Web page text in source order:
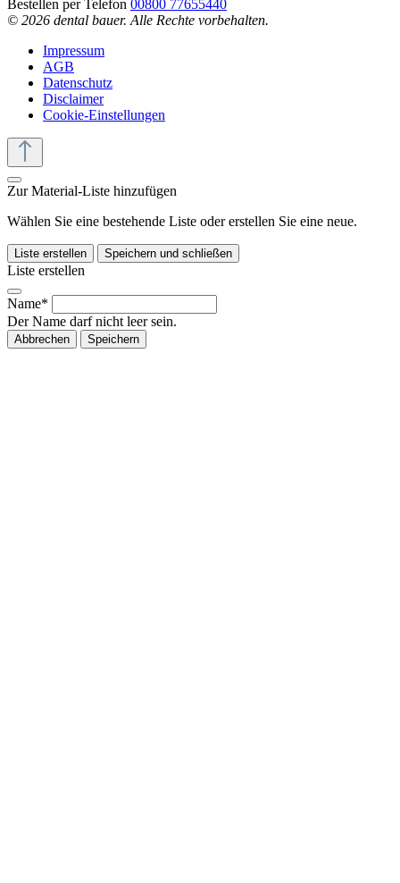
Bestellen per Telefon 00800 77655440
© 2026 dental bauer. Alle Rechte vorbehalten.
Impressum
AGB
Datenschutz
Disclaimer
Cookie-Einstellungen
Zur Material-Liste hinzufügen
Wählen Sie eine bestehende Liste oder erstellen Sie eine neue.
Liste erstellen Speichern und schließen
Liste erstellen
Name*
Der Name darf nicht leer sein.
Abbrechen Speichern